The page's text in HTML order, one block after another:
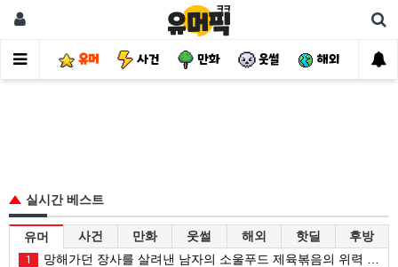
유머 사건 만화 웃썰 해외 핫
실시간 베스트
유머 사건 만화 웃썰 해외 핫딜 후방
1 망해가던 장사를 살려낸 남자의 소울푸드 제육볶음의 위력 ㅋㅋ